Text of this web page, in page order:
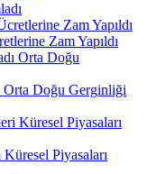
Zam Yapıldı
Orta Doğu Gerginliği
Piyasaları